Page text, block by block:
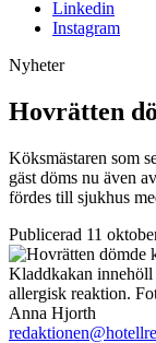
Linkedin
Instagram
Nyheter
Hovrätten
Köksmästaren som
gäst döms nu även
fördes till sjukhus
Publicerad 11
Kladdkakan innehöll
allergisk reaktion.
Anna Hjorth